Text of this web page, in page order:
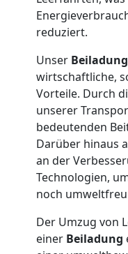
reduziert.
Unser
wirtschaftliche,
Vorteile. Durch
unserer
bedeutenden
Darüber hinaus
an der
Technologien,
noch
Der Umzug von
einer Beiladung
Leonding
Umzug
für
Senioren